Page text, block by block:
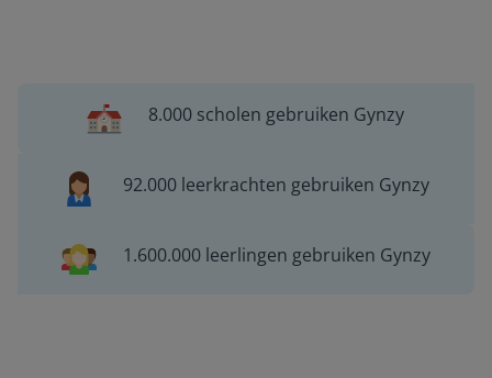
8.000 scholen gebruiken Gynzy
92.000 leerkrachten gebruiken Gynzy
1.600.000 leerlingen gebruiken Gynzy